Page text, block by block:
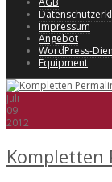
Impressum
Angebot
WordPress-
Equipment
Juli
09
2012
Kompletten